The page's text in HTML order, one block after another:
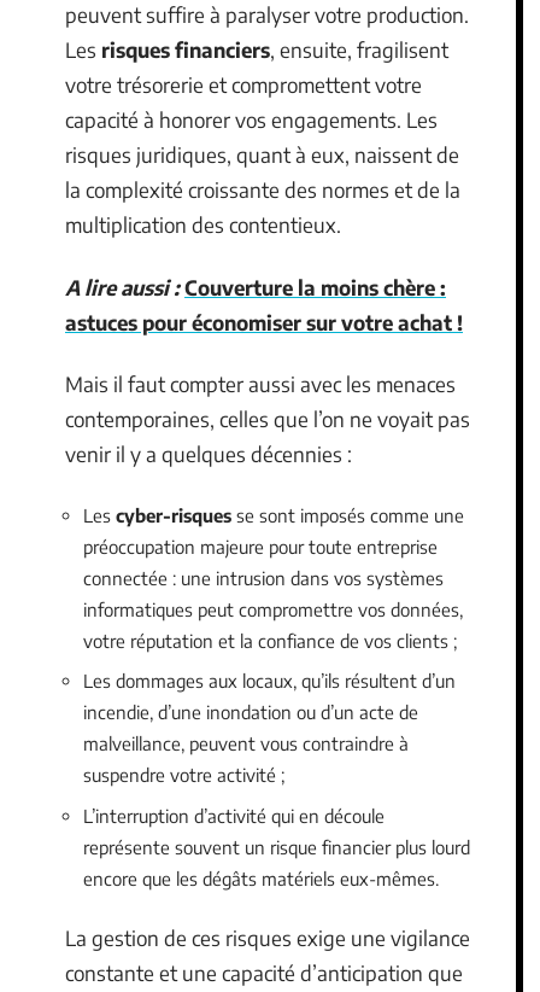
peuvent suffire à paralyser votre production.
Les risques financiers, ensuite, fragilisent
votre trésorerie et compromettent votre
capacité à honorer vos engagements. Les
risques juridiques, quant à eux, naissent de
la complexité croissante des normes et de la
multiplication des contentieux.
A lire aussi :Couverture la moins chère :
astuces pour économiser sur votre achat !
Mais il faut compter aussi avec les menaces
contemporaines, celles que l’on ne voyait pas
venir il y a quelques décennies :
Les cyber-risques se sont imposés comme une
préoccupation majeure pour toute entreprise
connectée : une intrusion dans vos systèmes
informatiques peut compromettre vos données,
votre réputation et la confiance de vos clients ;
Les dommages aux locaux, qu’ils résultent d’un
incendie, d’une inondation ou d’un acte de
malveillance, peuvent vous contraindre à
suspendre votre activité ;
L’interruption d’activité qui en découle
représente souvent un risque financier plus lourd
encore que les dégâts matériels eux-mêmes.
La gestion de ces risques exige une vigilance
constante et une capacité d’anticipation que